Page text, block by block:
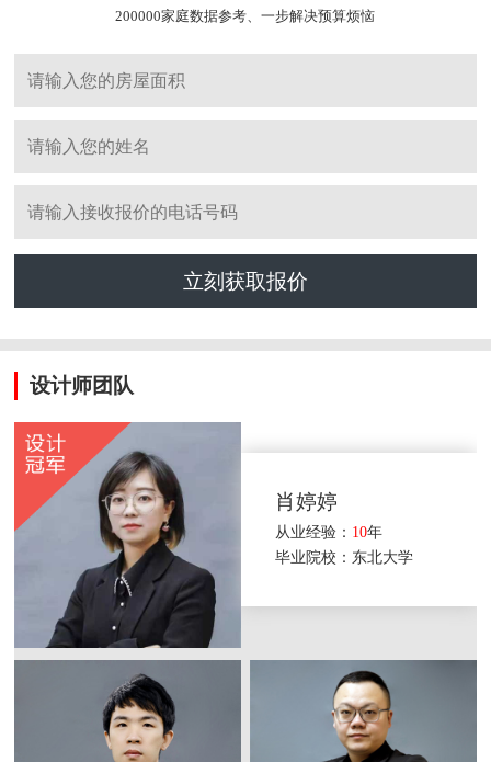
200000家庭数据参考、一步解决预算烦恼
立刻获取报价
设计师团队
肖婷婷
从业经验： 10年
毕业院校：东北大学